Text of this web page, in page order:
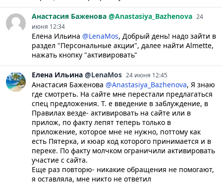
Анастасия Баженова @Anastasiya_Bazhenova 24
июня 12:34
Елена Ильина @LenaMos, Добрый день! надо зайти в
раздел "Персональные акции", далее найти Almette,
нажать кнопку "активировать"
Елена Ильина @LenaMos 24 июня 12:45
Анастасия Баженова @Anastasiya_Bazhenova, Я знаю
где смотреть. На сайте мне перестали предлагаться
спец предложения. Т. е введение в заблуждение, в
Правилах везде- активировать на сайте или в
прилож, по факту лепят теперь только в
приложение, которое мне не нужно, поттому как
есть Пятерка, и кюар код которого принимается и в
переке. По факту молчком ограничили активировать
участие с сайта.
Еще раз повторю- никакие обращения не помогают,
я оставляла, мне никто не ответил